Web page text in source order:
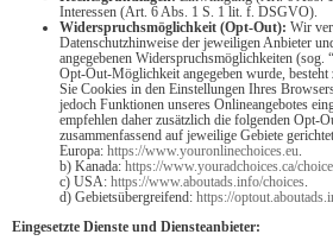
Interessen (Art. 6 Abs. 1 S. 1 lit. f. DSGVO).
Widerspruchsmöglichkeit (Opt-Out): Wir
Datenschutzhinweise der jeweiligen Anbieter
angegebenen Widerspruchsmöglichkeiten
Opt-Out-Möglichkeit angegeben wurde,
Sie Cookies in den Einstellungen Ihres
jedoch Funktionen unseres Onlineangebotes
empfehlen daher zusätzlich die folgenden Opt-
zusammenfassend auf jeweilige Gebiete
Europa: https://www.youronlinechoices.eu.
b) Kanada: https://www.youradchoices.ca/
c) USA: https://www.aboutads.info/choices.
d) Gebietsübergreifend: https://
Eingesetzte Dienste und Diensteanbieter: